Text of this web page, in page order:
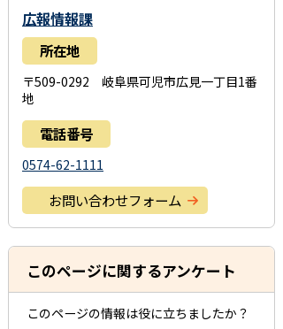
広報情報課
所在地
〒509-0292 岐阜県可児市広見一丁目1番
地
電話番号
0574-62-1111
お問い合わせフォーム
このページに関するアンケート
このページの情報は役に立ちましたか？